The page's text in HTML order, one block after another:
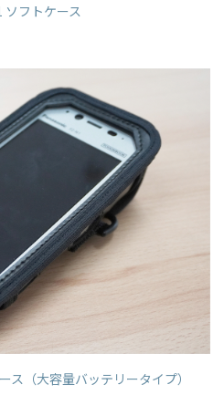
フトケース
ス（大容量バッテリータイプ）